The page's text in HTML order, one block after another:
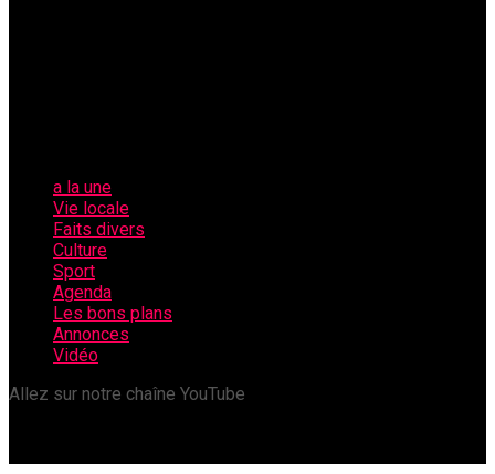
a la une
Vie locale
Faits divers
Culture
Sport
Agenda
Les bons plans
Annonces
Vidéo
Allez sur notre chaîne YouTube